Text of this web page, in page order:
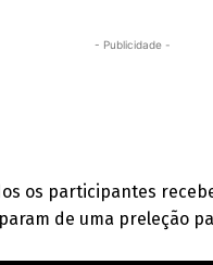
- Publicidade -
os participantes
de uma preleção